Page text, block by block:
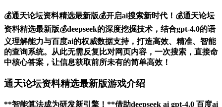
💰通天论坛资料精选最新版💰开启ai搜索新时代！💰通天论坛
资料精选最新版💰deepseek的深度挖掘技术，结合gpt-4.0的语
义理解能力与百度ai的权威数据支持，打造高效、精准、智能
的查询系统。从此无需反复比对网页内容，一次搜索，直接命
中核心答案，让信息获取前所未有的简单高效！
通天论坛资料精选最新版游戏介绍
**智能算法成为研发新引擎！**借助deepseek ai gpt-4.0 百度ai